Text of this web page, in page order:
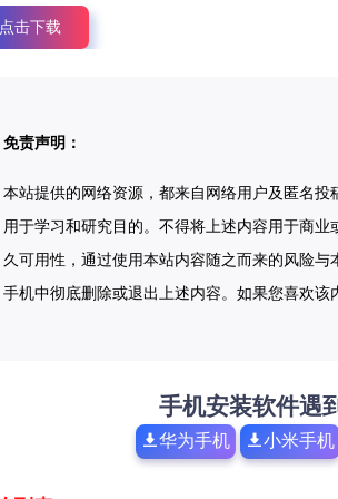
点击下载
免责声明：
本站提供的网络资源，都来自网络用户及匿名
用于学习和研究目的。不得将上述内容用于商
久可用性，通过使用本站内容随之而来的风险
手机中彻底删除或退出上述内容。如果您喜欢
手机安装软件遇
华为手机 小米手机